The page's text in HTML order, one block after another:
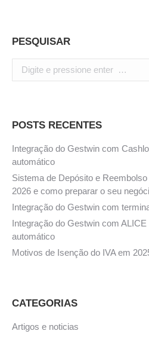
PESQUISAR
Search:
POSTS RECENTES
Integração do Gestwin com
automático
Sistema de Depósito e
2026 e como preparar o seu
Integração do Gestwin com
Integração do Gestwin com
automático
Motivos de Isenção do IVA em
CATEGORIAS
Artigos e noticias